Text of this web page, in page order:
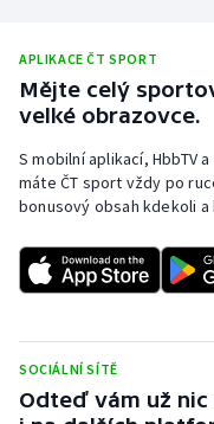
Rychlostní kanoistika
Short track
Sportovní střelba
Stolní tenis
Triatlon
Vodní slalom
APLIKACE ČT SPORT
Mějte celý
velké obrazovce.
S mobilní aplikací, HbbTV
máte ČT sport vždy po
bonusový obsah kdekoli a
SOCIÁLNÍ SÍTĚ
Odteď vám už nic